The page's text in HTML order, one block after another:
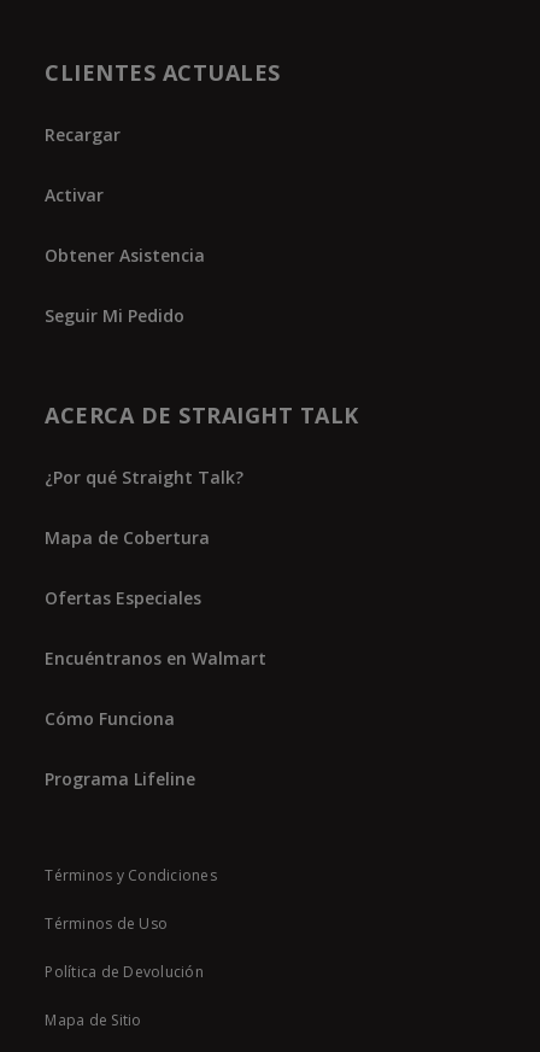
CLIENTES ACTUALES
Recargar
Activar
Obtener Asistencia
Seguir Mi Pedido
ACERCA DE STRAIGHT TALK
¿Por qué Straight Talk?
Mapa de Cobertura
Ofertas Especiales
Encuéntranos en Walmart
Cómo Funciona
Programa Lifeline
Términos y Condiciones
Términos de Uso
Política de Devolución
Mapa de Sitio